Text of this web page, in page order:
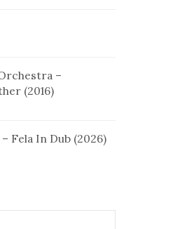
–
(2016)
Fela In Dub (2026)